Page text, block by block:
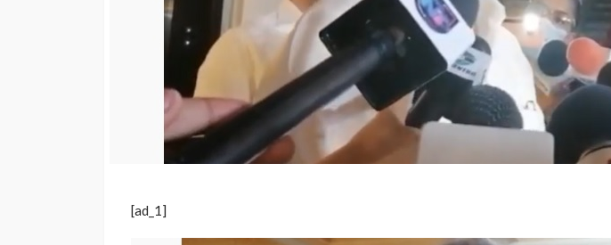
[ad_1]